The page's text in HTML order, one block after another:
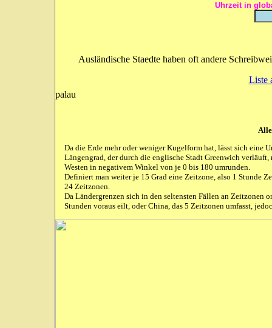
Uhrzeit in
Ausländische Staedte haben oft andere
Liste
palau
Da die Erde mehr oder weniger Kugelform hat, lässt sich
Längengrad, der durch die englische Stadt Greenwich
Westen in negativem Winkel von je 0 bis 180 umrunden.
Definiert man weiter je 15 Grad eine Zeitzone, also 1 Stunde
24 Zeitzonen.
Da Ländergrenzen sich in den seltensten Fällen an Zeitzonen
Stunden voraus eilt, oder China, das 5 Zeitzonen umfasst,